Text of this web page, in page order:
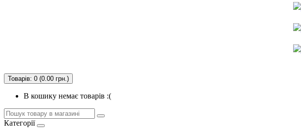
Товарів: 0 (0.00 грн.)
В кошику немає товарів :(
Категорії